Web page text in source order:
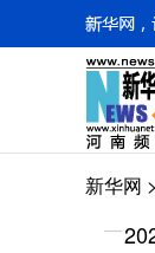
新华网 >